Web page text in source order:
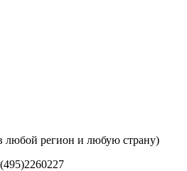
любой регион и любую страну)
(495)2260227